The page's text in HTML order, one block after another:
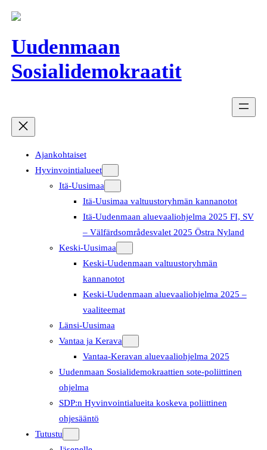
Siirry
Uudenmaan
Sosialidemokraatit
Ajankohtaiset
Hyvinvointialueet
Itä-Uusimaa
Itä-Uusimaa valtuustoryhmän kannanotot
Itä-Uudenmaan aluevaaliohjelma 2025 FI, SV
– Välfärdsområdesvalet 2025 Östra Nyland
Keski-Uusimaa
Keski-Uudenmaan valtuustoryhmän
kannanotot
Keski-Uudenmaan aluevaaliohjelma 2025 –
vaaliteemat
Länsi-Uusimaa
Vantaa ja Kerava
Vantaa-Keravan aluevaaliohjelma 2025
Uudenmaan Sosialidemokraattien sote-poliittinen
ohjelma
SDP:n Hyvinvointialueita koskeva poliittinen
ohjesääntö
Tutustu